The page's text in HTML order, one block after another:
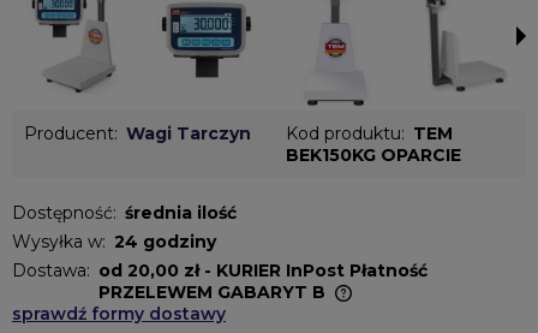
Producent: Wagi Tarczyn Kod produktu: TEM
BEK150KG OPARCIE
Dostępność: średnia ilość
Wysyłka w: 24 godziny
Dostawa: od 20,00 zł - KURIER InPost Płatność
PRZELEWEM GABARYT B
Cena nie zawiera ewentualnych kosztów płatności
sprawdź formy dostawy